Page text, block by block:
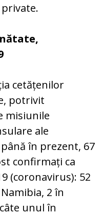
cetățenilor
potrivit
misiunile
ale
în prezent, 67
confirmați ca
(coronavirus): 52
2 în
unul în